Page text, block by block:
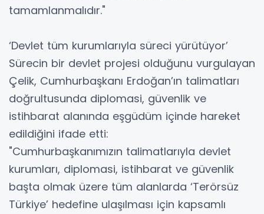
tamamlanmalıdır."
‘Devlet tüm kurumlarıyla süreci yürütüyor’
Sürecin bir devlet projesi olduğunu vurgulayan
Çelik, Cumhurbaşkanı Erdoğan’ın talimatları
doğrultusunda diplomasi, güvenlik ve
istihbarat alanında eşgüdüm içinde hareket
edildiğini ifade etti:
"Cumhurbaşkanımızın talimatlarıyla devlet
kurumları, diplomasi, istihbarat ve güvenlik
başta olmak üzere tüm alanlarda ‘Terörsüz
Türkiye’ hedefine ulaşılması için kapsamlı